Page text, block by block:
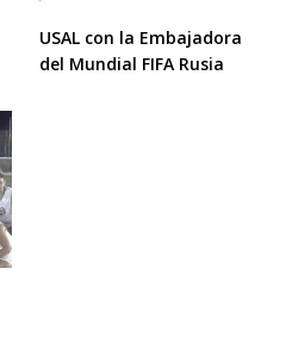
USAL con la Embajadora
del Mundial FIFA Rusia